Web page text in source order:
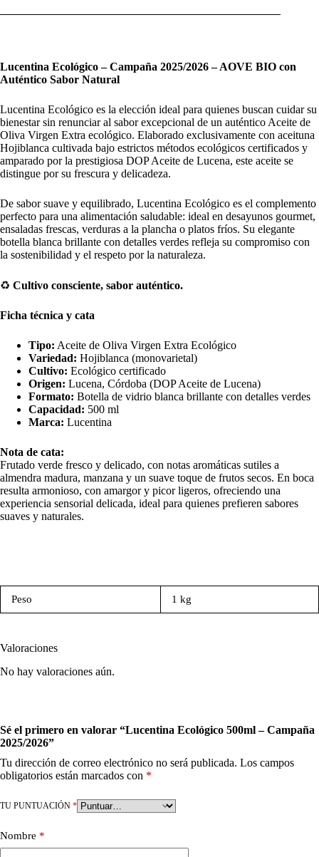
Lucentina Ecológico – Campaña 2025/2026 – AOVE BIO con
Auténtico Sabor Natural
Lucentina Ecológico es la elección ideal para quienes buscan cuidar su
bienestar sin renunciar al sabor excepcional de un auténtico Aceite de
Oliva Virgen Extra ecológico. Elaborado exclusivamente con aceituna
Hojiblanca cultivada bajo estrictos métodos ecológicos certificados y
amparado por la prestigiosa DOP Aceite de Lucena, este aceite se
distingue por su frescura y delicadeza.
De sabor suave y equilibrado, Lucentina Ecológico es el complemento
perfecto para una alimentación saludable: ideal en desayunos gourmet,
ensaladas frescas, verduras a la plancha o platos fríos. Su elegante
botella blanca brillante con detalles verdes refleja su compromiso con
la sostenibilidad y el respeto por la naturaleza.
♻️ Cultivo consciente, sabor auténtico.
Ficha técnica y cata
Tipo: Aceite de Oliva Virgen Extra Ecológico
Variedad: Hojiblanca (monovarietal)
Cultivo: Ecológico certificado
Origen: Lucena, Córdoba (DOP Aceite de Lucena)
Formato: Botella de vidrio blanca brillante con detalles verdes
Capacidad: 500 ml
Marca: Lucentina
Nota de cata:
Frutado verde fresco y delicado, con notas aromáticas sutiles a
almendra madura, manzana y un suave toque de frutos secos. En boca
resulta armonioso, con amargor y picor ligeros, ofreciendo una
experiencia sensorial delicada, ideal para quienes prefieren sabores
suaves y naturales.
Peso 1 kg
Valoraciones
No hay valoraciones aún.
Sé el primero en valorar “Lucentina Ecológico 500ml – Campaña
2025/2026”
Tu dirección de correo electrónico no será publicada. Los campos
obligatorios están marcados con *
TU PUNTUACIÓN *
Nombre *